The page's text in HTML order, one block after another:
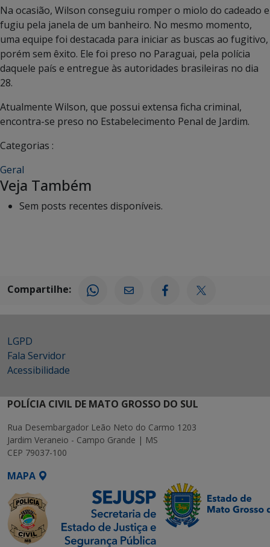
Na ocasião, Wilson conseguiu romper o miolo do cadeado e
fugiu pela janela de um banheiro. No mesmo momento,
uma equipe foi destacada para iniciar as buscas ao fugitivo,
porém sem êxito. Ele foi preso no Paraguai, pela polícia
daquele país e entregue às autoridades brasileiras no dia
28.
Atualmente Wilson, que possui extensa ficha criminal,
encontra-se preso no Estabelecimento Penal de Jardim.
Categorias :
Geral
Veja Também
Sem posts recentes disponíveis.
Compartilhe:
LGPD
Fala Servidor
Acessibilidade
POLÍCIA CIVIL DE MATO GROSSO DO SUL
Rua Desembargador Leão Neto do Carmo 1203
Jardim Veraneio - Campo Grande | MS
CEP 79037-100
MAPA